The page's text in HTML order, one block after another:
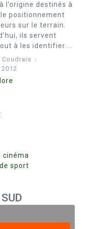
l’origine destinés à
positionnement
sur le terrain.
ils servent
à les identifier....
Coudrais
cinéma
sport